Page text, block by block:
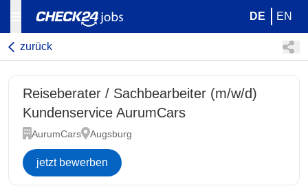
DE EN
zurück
Reiseberater / Sachbearbeiter (m/w/d)
Kundenservice AurumCars
AurumCars Augsburg
jetzt bewerben